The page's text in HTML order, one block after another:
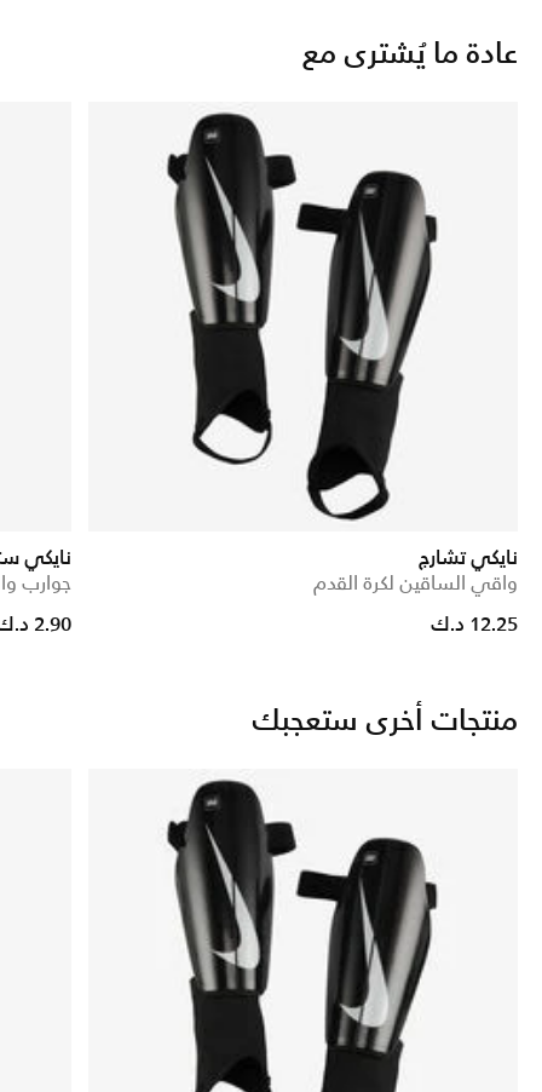
عادة ما يُشترى مع
نايكي تشارج
واقي الساقين لكرة القدم
12.25 د.ك
نايكي
جوارب
reduced from
to2.90 د.ك
منتجات أخرى ستعجبك